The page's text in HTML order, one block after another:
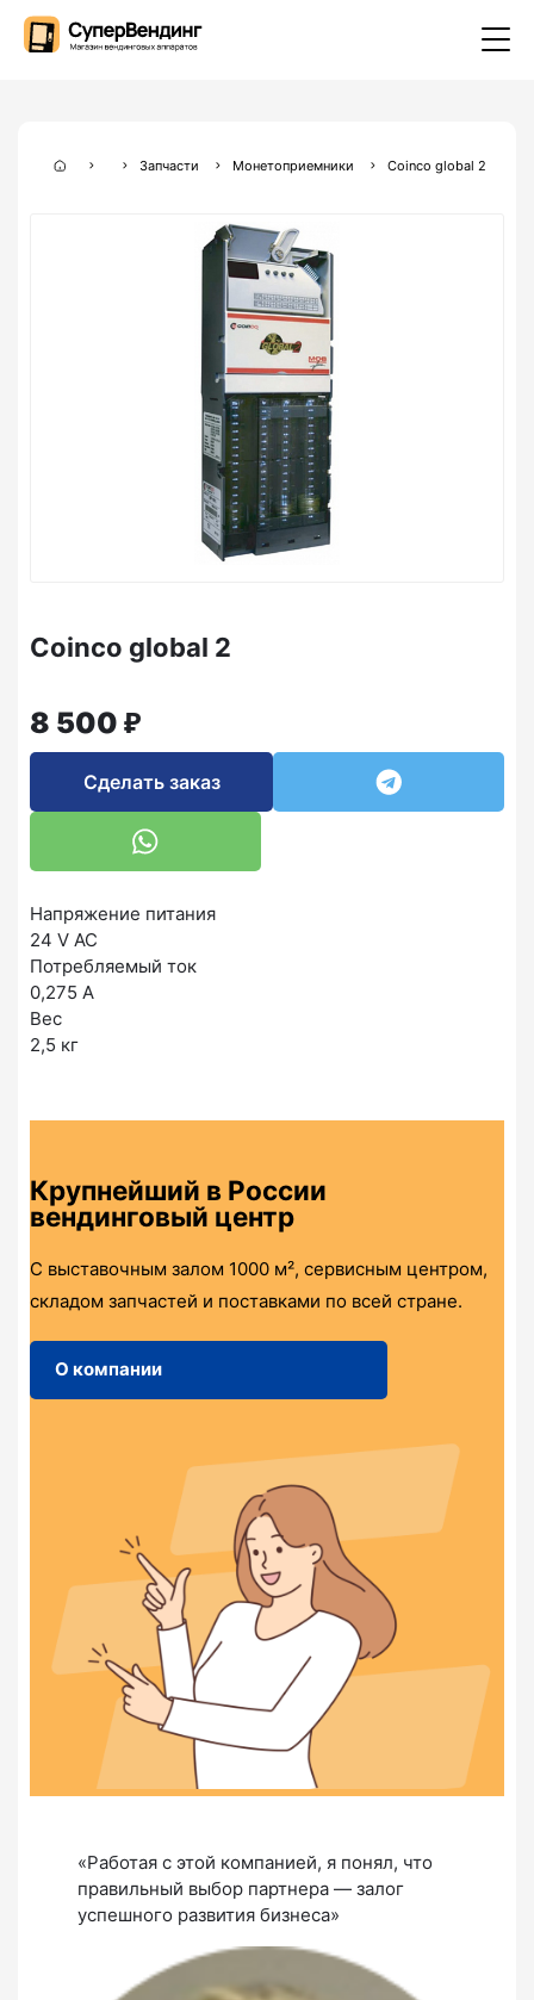
Запчасти Монетоприемники Coinco global 2
Coinco global 2
8 500 ₽
Сделать заказ
Напряжение питания
24 V AC
Потребляемый ток
0,275 А
Вес
2,5 кг
Крупнейший в России
вендинговый центр
С выставочным залом 1000 м², сервисным центром,
складом запчастей и поставками по всей стране.
О компании
«Работая с этой компанией, я понял, что
правильный выбор партнера — залог
успешного развития бизнеса»